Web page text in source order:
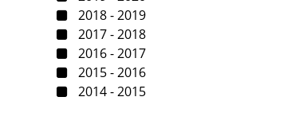
2018 - 2019
2017 - 2018
2016 - 2017
2015 - 2016
2014 - 2015